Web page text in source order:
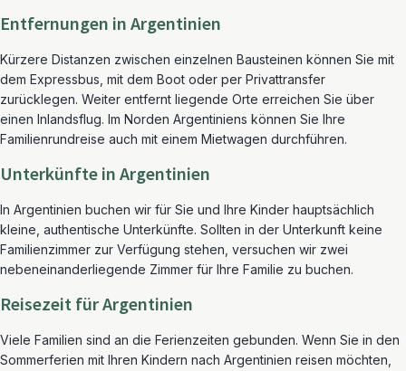
Entfernungen in Argentinien
Kürzere Distanzen zwischen einzelnen Bausteinen können Sie mit
dem Expressbus, mit dem Boot oder per Privattransfer
zurücklegen. Weiter entfernt liegende Orte erreichen Sie über
einen Inlandsflug. Im Norden Argentiniens können Sie Ihre
Familienrundreise auch mit einem Mietwagen durchführen.
Unterkünfte in Argentinien
In Argentinien buchen wir für Sie und Ihre Kinder hauptsächlich
kleine, authentische Unterkünfte. Sollten in der Unterkunft keine
Familienzimmer zur Verfügung stehen, versuchen wir zwei
nebeneinanderliegende Zimmer für Ihre Familie zu buchen.
Reisezeit für Argentinien
Viele Familien sind an die Ferienzeiten gebunden. Wenn Sie in den
Sommerferien mit Ihren Kindern nach Argentinien reisen möchten,